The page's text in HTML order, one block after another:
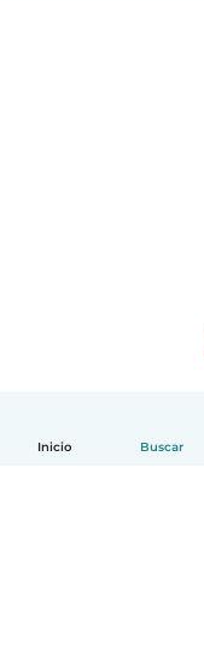
Inicio Buscar